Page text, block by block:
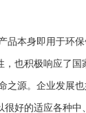
身即用于环
也积极响应了国
。企业发展也
的适应各种